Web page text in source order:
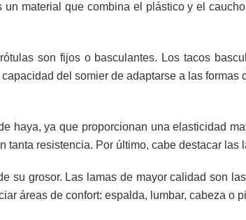
material que combina el plástico y el
son fijos o basculantes. Los tacos
del somier de adaptarse a las formas
haya, ya que proporcionan una elasticidad
resistencia. Por último, cabe destacar las
su grosor. Las lamas de mayor calidad son
áreas de confort: espalda, lumbar, cabeza o